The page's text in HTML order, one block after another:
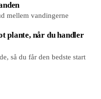
mellem vandingerne
plante, når du handler
så du får den bedste start